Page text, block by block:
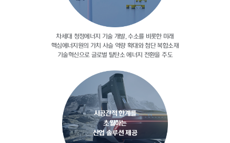
차세대 청정에너지 기술 개발, 수소를 비롯한 미래
핵심에너지원의 가치 사슬 역량 확대와 첨단 복합소재
기술혁신으로 글로벌 탈탄소 에너지 전환을 주도
시공간적 한계를
초월하는
산업 솔루션 제공